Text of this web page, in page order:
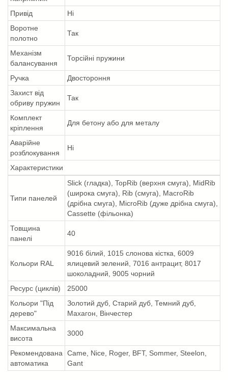
Привід
Ні
Воротне
полотно
Так
Механізм
балансування
Торсійні пружини
Ручка
Двостороння
Захист від
обриву пружин
Так
Комплект
кріплення
Для бетону або для металу
Аварійне
розблокування
Ні
Характеристики
Типи панелей
Slick (гладка), TopRib (верхня смуга), MidRib
(широка смуга), Rib (смуга), MacroRib
(дрібна смуга), MicroRib (дуже дрібна смуга),
Cassette (фільонка)
Товщина
панелі
40
Кольори RAL
9016 білий, 1015 слонова кістка, 6009
ялицевий зелений, 7016 антрацит, 8017
шоколадний, 9005 чорний
Ресурс (циклів)
25000
Кольори "Під
дерево"
Золотий дуб, Старий дуб, Темний дуб,
Махагон, Вінчестер
Максимальна
висота
3000
Рекомендована
автоматика
Came, Nice, Roger, BFT, Sommer, Steelon,
Gant